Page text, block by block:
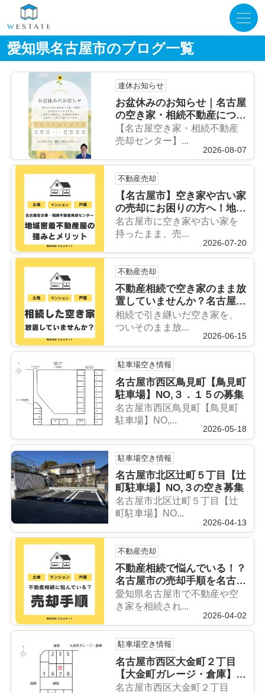
愛知県名古屋市のブログ一覧
連休お知らせ
お盆休みのお知らせ｜名古屋
の空き家・相続不動産につい
て家族で話してみませんか？
【名古屋空き家・相続不動産
売却センター】...
2026-08-07
不動産売却
【名古屋市】空き家や古い家
の売却にお困りの方へ！地域
密着の名古屋空き家相続不動
産売却センターへ相談するメ
名古屋市に空き家や古い家を
持ったまま、売...
2026-07-20
不動産売却
不動産相続で空き家のまま放
置していませんか？名古屋市
西区で売却に強いおすすめの
不動産会社とは？
相続で引き継いだ空き家を、
ついそのまま放...
2026-06-15
駐車場空き情報
名古屋市西区鳥見町【鳥見町
駐車場】NO,３．１５の募集
名古屋市西区鳥見町【鳥見町
駐車場】NO,...
2026-05-18
駐車場空き情報
名古屋市北区辻町５丁目【辻
町駐車場】NO,３の空き募集
名古屋市北区辻町５丁目【辻
町駐車場】NO...
2026-04-13
不動産売却
不動産相続で悩んでいる！？
名古屋市の売却手順を名古屋
空き家・相続売却センターが
解説！
愛知県名古屋市で不動産や空
き家を相続され...
2026-04-02
駐車場空き情報
名古屋市西区大金町２丁目
【大金町ガレージ・倉庫】駐
車場募集
名古屋市西区大金町２丁目